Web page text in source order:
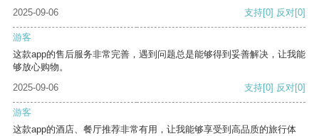
2025-09-06 支持[0] 反对[0]
游客
这款app的售后服务非常完善，遇到问题总是能够得到妥善解决，让我能
够放心购物。
2025-09-06
支持[0] 反对[0]
游客
这款app的酒店、餐厅推荐非常有用，让我能够享受到高品质的旅行体